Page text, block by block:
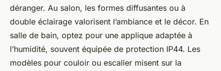
déranger. Au salon, les formes diffusantes ou à
double éclairage valorisent l’ambiance et le décor. En
salle de bain, optez pour une applique adaptée à
l’humidité, souvent équipée de protection IP44. Les
modèles pour couloir ou escalier misent sur la